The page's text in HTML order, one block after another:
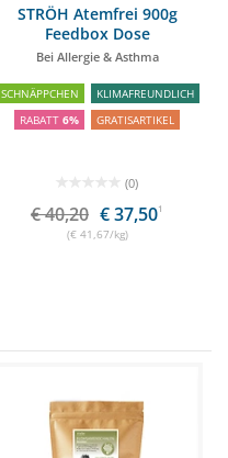
STRÖH Atemfrei 900g
Feedbox Dose
Bei Allergie & Asthma
SCHNÄPPCHEN
KLIMAFREUNDLICH
RABATT 6% GRATISARTIKEL
(0)
€ 40,20 € 37,501
(€ 41,67/kg)